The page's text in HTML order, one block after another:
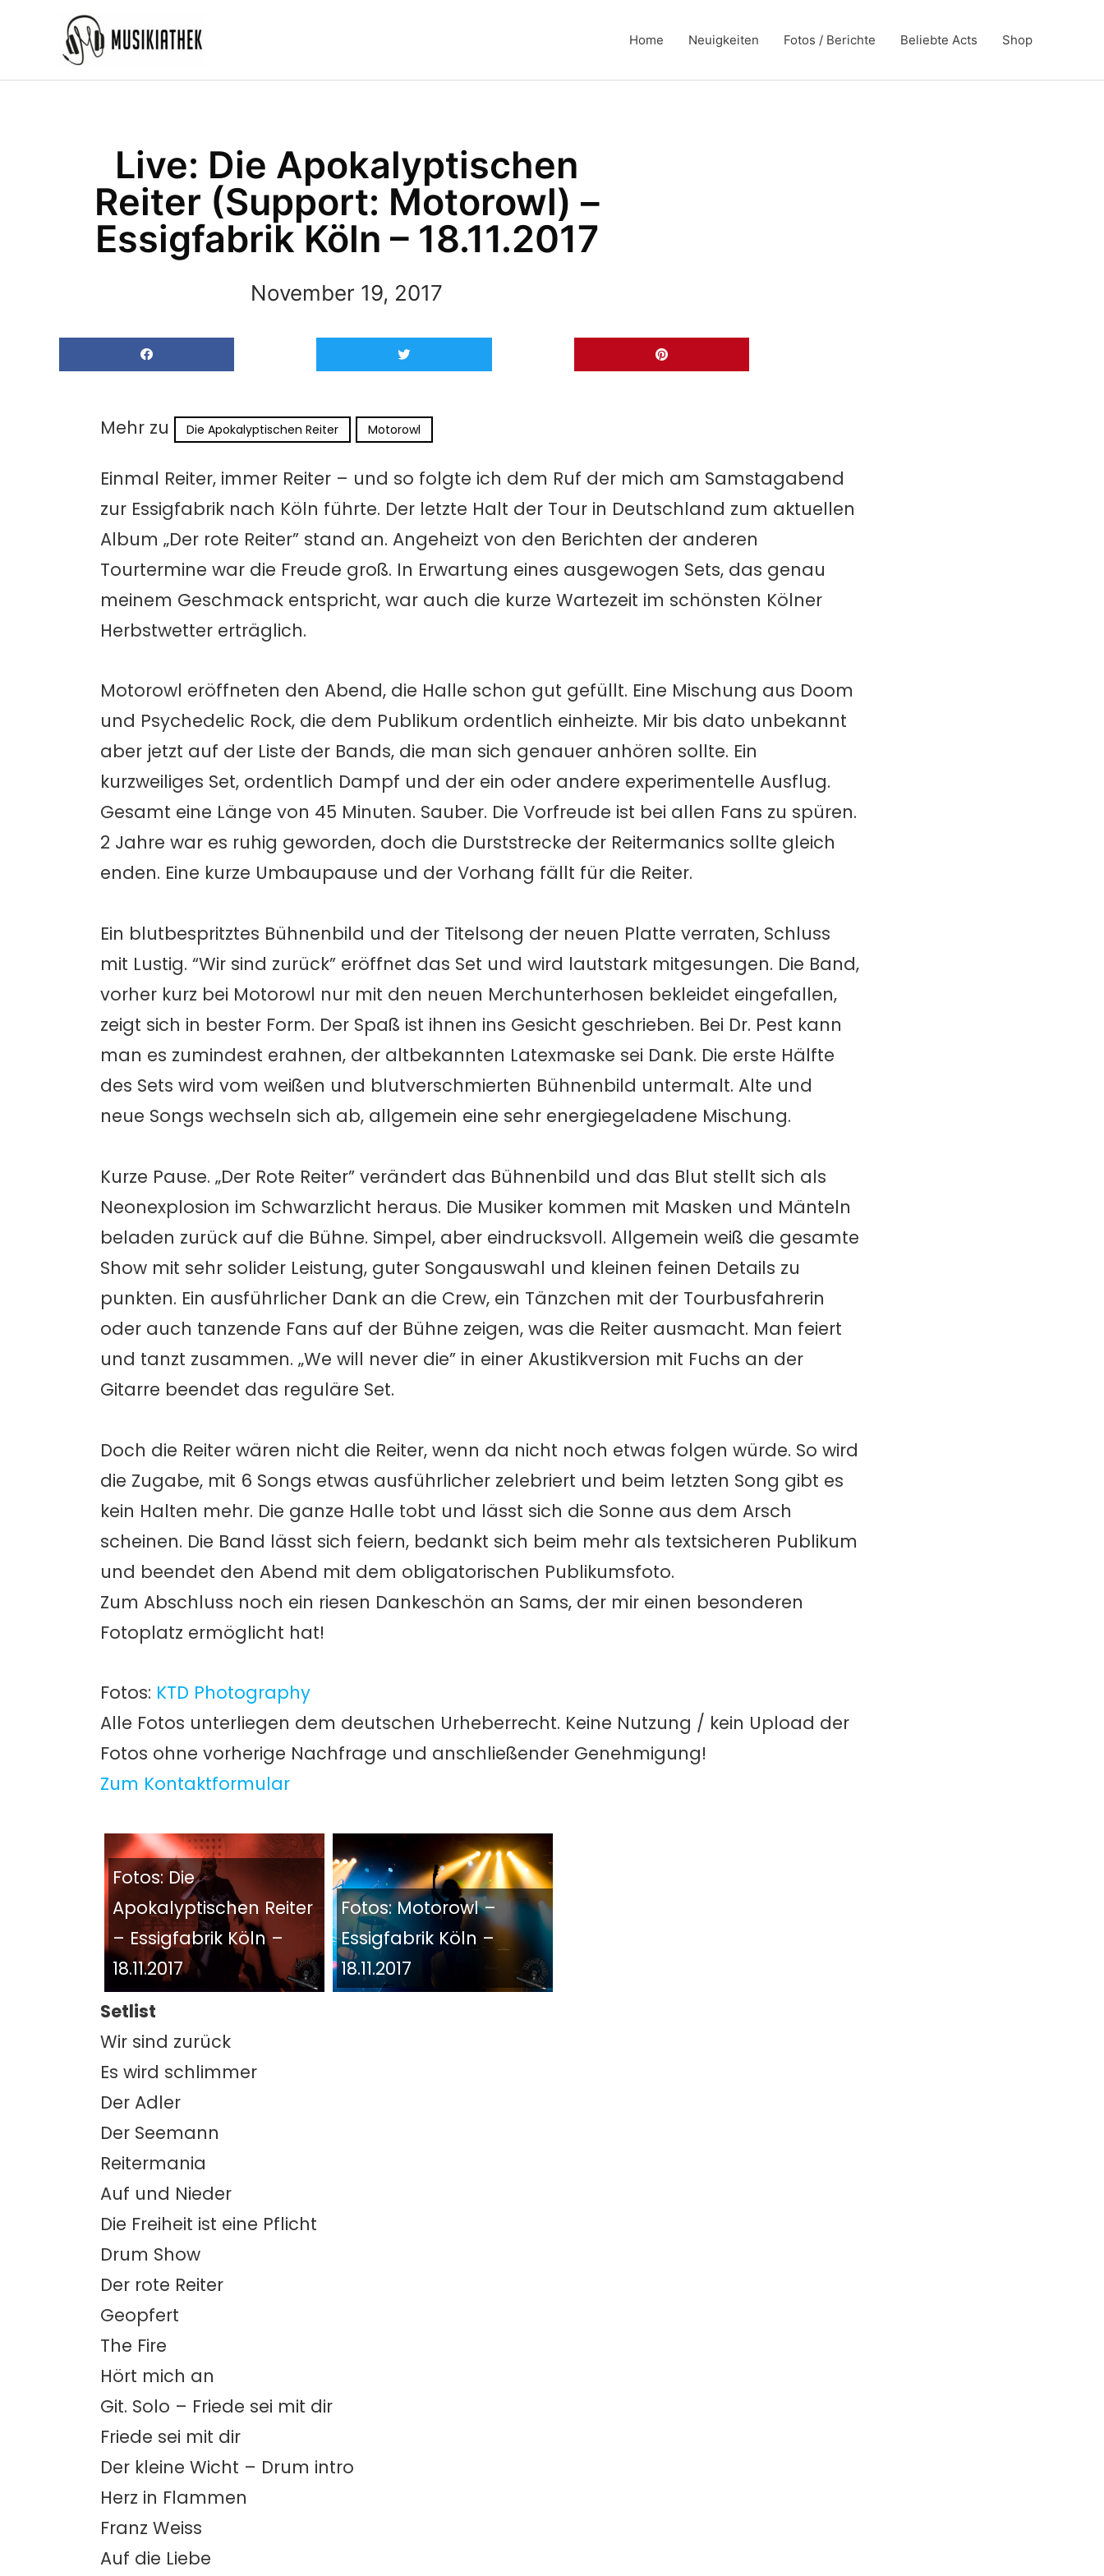
Home Neuigkeiten Fotos / Berichte Beliebte Acts Shop
Live: Die Apokalyptischen
Reiter (Support: Motorowl) –
Essigfabrik Köln – 18.11.2017
November 19, 2017
Mehr zu Die Apokalyptischen Reiter Motorowl
Einmal Reiter, immer Reiter – und so folgte ich dem Ruf der mich am Samstagabend
zur Essigfabrik nach Köln führte. Der letzte Halt der Tour in Deutschland zum aktuellen
Album „Der rote Reiter” stand an. Angeheizt von den Berichten der anderen
Tourtermine war die Freude groß. In Erwartung eines ausgewogen Sets, das genau
meinem Geschmack entspricht, war auch die kurze Wartezeit im schönsten Kölner
Herbstwetter erträglich.
Motorowl eröffneten den Abend, die Halle schon gut gefüllt. Eine Mischung aus Doom
und Psychedelic Rock, die dem Publikum ordentlich einheizte. Mir bis dato unbekannt
aber jetzt auf der Liste der Bands, die man sich genauer anhören sollte. Ein
kurzweiliges Set, ordentlich Dampf und der ein oder andere experimentelle Ausflug.
Gesamt eine Länge von 45 Minuten. Sauber. Die Vorfreude ist bei allen Fans zu spüren.
2 Jahre war es ruhig geworden, doch die Durststrecke der Reitermanics sollte gleich
enden. Eine kurze Umbaupause und der Vorhang fällt für die Reiter.
Ein blutbespritztes Bühnenbild und der Titelsong der neuen Platte verraten, Schluss
mit Lustig. “Wir sind zurück” eröffnet das Set und wird lautstark mitgesungen. Die Band,
vorher kurz bei Motorowl nur mit den neuen Merchunterhosen bekleidet eingefallen,
zeigt sich in bester Form. Der Spaß ist ihnen ins Gesicht geschrieben. Bei Dr. Pest kann
man es zumindest erahnen, der altbekannten Latexmaske sei Dank. Die erste Hälfte
des Sets wird vom weißen und blutverschmierten Bühnenbild untermalt. Alte und
neue Songs wechseln sich ab, allgemein eine sehr energiegeladene Mischung.
Kurze Pause. „Der Rote Reiter” verändert das Bühnenbild und das Blut stellt sich als
Neonexplosion im Schwarzlicht heraus. Die Musiker kommen mit Masken und Mänteln
beladen zurück auf die Bühne. Simpel, aber eindrucksvoll. Allgemein weiß die gesamte
Show mit sehr solider Leistung, guter Songauswahl und kleinen feinen Details zu
punkten. Ein ausführlicher Dank an die Crew, ein Tänzchen mit der Tourbusfahrerin
oder auch tanzende Fans auf der Bühne zeigen, was die Reiter ausmacht. Man feiert
und tanzt zusammen. „We will never die” in einer Akustikversion mit Fuchs an der
Gitarre beendet das reguläre Set.
Doch die Reiter wären nicht die Reiter, wenn da nicht noch etwas folgen würde. So wird
die Zugabe, mit 6 Songs etwas ausführlicher zelebriert und beim letzten Song gibt es
kein Halten mehr. Die ganze Halle tobt und lässt sich die Sonne aus dem Arsch
scheinen. Die Band lässt sich feiern, bedankt sich beim mehr als textsicheren Publikum
und beendet den Abend mit dem obligatorischen Publikumsfoto.
Zum Abschluss noch ein riesen Dankeschön an Sams, der mir einen besonderen
Fotoplatz ermöglicht hat!
Fotos: KTD Photography
Alle Fotos unterliegen dem deutschen Urheberrecht. Keine Nutzung / kein Upload der
Fotos ohne vorherige Nachfrage und anschließender Genehmigung!
Zum Kontaktformular
Fotos: Die
Apokalyptischen Reiter
– Essigfabrik Köln –
18.11.2017
Fotos: Motorowl –
Essigfabrik Köln –
18.11.2017
Setlist
Wir sind zurück
Es wird schlimmer
Der Adler
Der Seemann
Reitermania
Auf und Nieder
Die Freiheit ist eine Pflicht
Drum Show
Der rote Reiter
Geopfert
The Fire
Hört mich an
Git. Solo – Friede sei mit dir
Friede sei mit dir
Der kleine Wicht – Drum intro
Herz in Flammen
Franz Weiss
Auf die Liebe